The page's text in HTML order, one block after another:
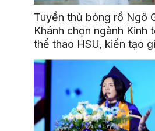
Tuyển thủ bóng rổ Ngô
Khánh chọn ngành Kinh
thể thao HSU, kiến tạo
trị từ đam mê thể thao